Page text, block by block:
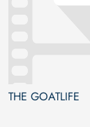
THE GOATLIFE